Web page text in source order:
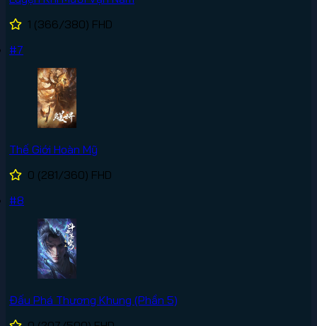
1 (366/380) FHD
#7
Thế Giới Hoàn Mỹ
0 (281/360) FHD
#8
Đấu Phá Thương Khung (Phần 5)